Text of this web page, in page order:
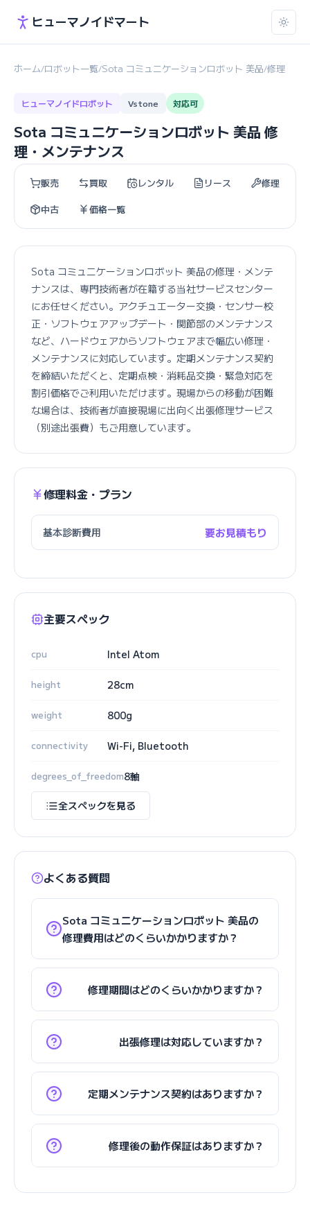
ヒューマノイドマート
ホーム/ロボット一覧/Sota コミュニケーションロボット 美品/修理
ヒューマノイドロボット Vstone 対応可
Sota コミュニケーションロボット 美品 修
理・メンテナンス
販売 買取 レンタル リース
修理
中古
価格一覧
Sota コミュニケーションロボット 美品の修理・メンテ
ナンスは、専門技術者が在籍する当社サービスセンター
にお任せください。アクチュエーター交換・センサー校
正・ソフトウェアアップデート・関節部のメンテナンス
など、ハードウェアからソフトウェアまで幅広い修理・
メンテナンスに対応しています。定期メンテナンス契約
を締結いただくと、定期点検・消耗品交換・緊急対応を
割引価格でご利用いただけます。現場からの移動が困難
な場合は、技術者が直接現場に出向く出張修理サービス
（別途出張費）もご用意しています。
修理料金・プラン
基本診断費用 要お見積もり
主要スペック
cpu Intel Atom
height 28cm
weight 800g
connectivity Wi-Fi, Bluetooth
degrees_of_freedom8軸
全スペックを見る
よくある質問
Sota コミュニケーションロボット 美品の
修理費用はどのくらいかかりますか？
修理期間はどのくらいかかりますか？
出張修理は対応していますか？
定期メンテナンス契約はありますか？
修理後の動作保証はありますか？